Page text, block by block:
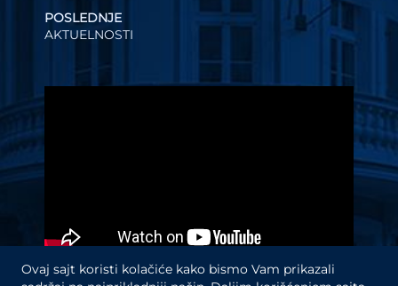
POSLEDNJE
AKTUELNOSTI
Video
Ovaj sajt koristi kolačiće kako bismo Vam prikazali